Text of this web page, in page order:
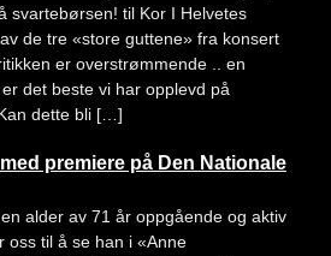
svartebørsen! til Kor I Helvetes
de tre «store guttene» fra konsert
er overstrømmende .. en
det beste vi har opplevd på
dette bli […]
premiere på Den Nationale
alder av 71 år oppgående og aktiv
oss til å se han i «Anne